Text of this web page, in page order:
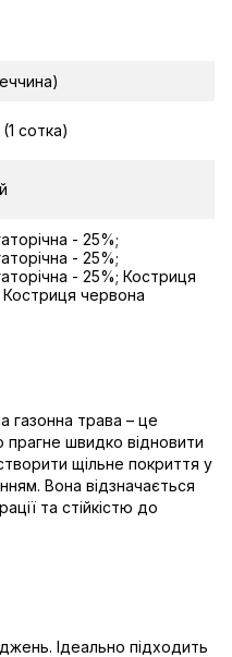
сотка)
- 25%;
- 25%;
- 25%; Костриця
червона
газонна трава – це
прагне швидко відновити
щільне покриття у
Вона відзначається
та стійкістю до
Ідеально підходить